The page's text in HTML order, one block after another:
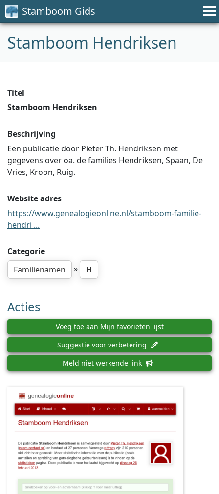
Stamboom Gids
Stamboom Hendriksen
Titel
Stamboom Hendriksen
Beschrijving
Een publicatie door Pieter Th. Hendriksen met
gegevens over oa. de families Hendriksen, Spaan, De
Vries, Kroon, Ruig.
Website adres
https://www.genealogieonline.nl/stamboom-familie-
hendri ...
Categorie
Familienamen
» H
Acties
Voeg toe aan Mijn favorieten lijst
Suggestie voor verbetering
Meld niet werkende link